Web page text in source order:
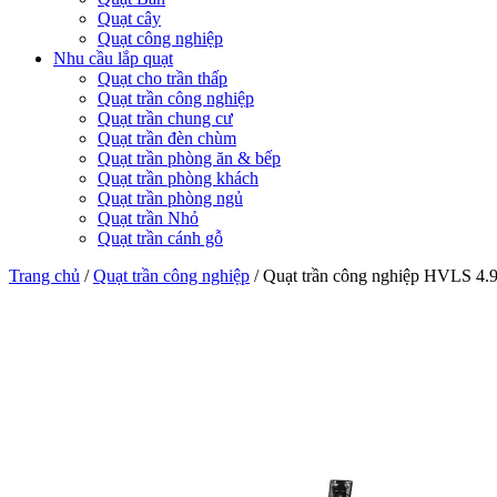
Quạt cây
Quạt công nghiệp
Nhu cầu lắp quạt
Quạt cho trần thấp
Quạt trần công nghiệp
Quạt trần chung cư
Quạt trần đèn chùm
Quạt trần phòng ăn & bếp
Quạt trần phòng khách
Quạt trần phòng ngủ
Quạt trần Nhỏ
Quạt trần cánh gỗ
Trang chủ /Quạt trần công nghiệp /Quạt trần công nghiệp HVLS